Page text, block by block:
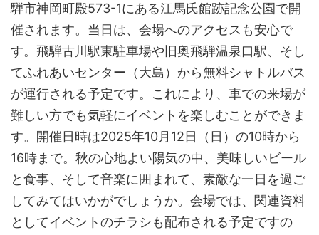
騨市神岡町殿573-1にある江馬氏館跡記念公園で開
催されます。当日は、会場へのアクセスも安心で
す。飛騨古川駅東駐車場や旧奥飛騨温泉口駅、そし
てふれあいセンター（大島）から無料シャトルバス
が運行される予定です。これにより、車での来場が
難しい方でも気軽にイベントを楽しむことができま
す。開催日時は2025年10月12日（日）の10時から
16時まで。秋の心地よい陽気の中、美味しいビール
と食事、そして音楽に囲まれて、素敵な一日を過ご
してみてはいかがでしょうか。会場では、関連資料
としてイベントのチラシも配布される予定ですの